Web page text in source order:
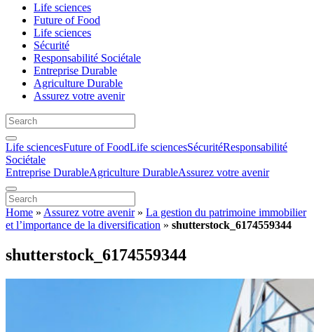
Life sciences
Future of Food
Life sciences
Sécurité
Responsabilité Sociétale
Entreprise Durable
Agriculture Durable
Assurez votre avenir
Life sciencesFuture of FoodLife sciencesSécuritéResponsabilité
Sociétale
Entreprise DurableAgriculture DurableAssurez votre avenir
Home » Assurez votre avenir» La gestion du patrimoine immobilier
et l’importance de la diversification » shutterstock_6174559344
shutterstock_6174559344